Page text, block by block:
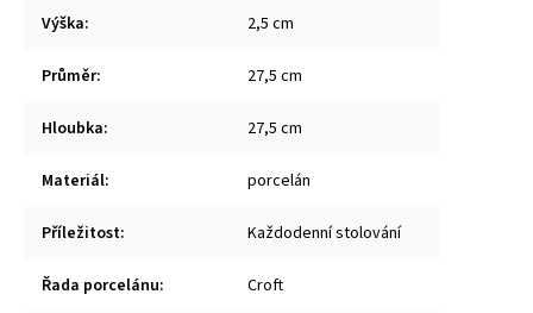
Výška: 2,5 cm
Průměr: 27,5 cm
Hloubka: 27,5 cm
Materiál: porcelán
Příležitost: Každodenní stolování
Řada porcelánu: Croft